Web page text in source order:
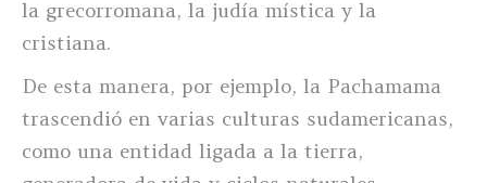
la grecorromana, la judía mística y la
cristiana.
De esta manera, por ejemplo, la Pachamama
trascendió en varias culturas sudamericanas,
como una entidad ligada a la tierra,